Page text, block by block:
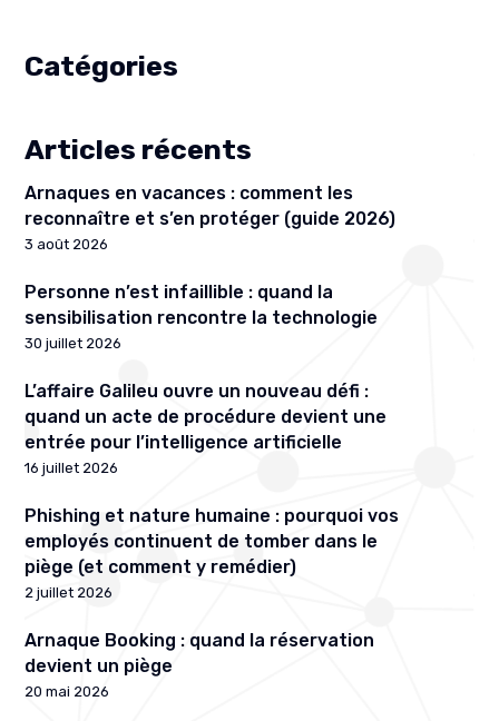
Catégories
Articles récents
Arnaques en vacances : comment les
reconnaître et s’en protéger (guide 2026)
3 août 2026
Personne n’est infaillible : quand la
sensibilisation rencontre la technologie
30 juillet 2026
L’affaire Galileu ouvre un nouveau défi :
quand un acte de procédure devient une
entrée pour l’intelligence artificielle
16 juillet 2026
Phishing et nature humaine : pourquoi vos
employés continuent de tomber dans le
piège (et comment y remédier)
2 juillet 2026
Arnaque Booking : quand la réservation
devient un piège
20 mai 2026